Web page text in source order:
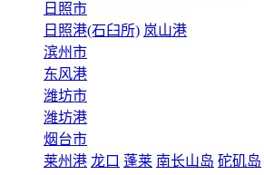
日照市
日照港(石臼所) 岚山港
滨州市
东风港
潍坊市
潍坊港
烟台市
莱州港 龙口 蓬莱 南长山岛 砣矶岛